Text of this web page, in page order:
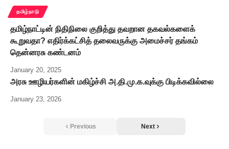
தமிழ்நாடு
தமிழ்நாட்டின் நிதிநிலை குறித்து தவறான தகவல்களைக்
கூறுவதா? எதிர்க்கட்சித் தலைவருக்கு அமைச்சர் தங்கம்
தென்னரசு கண்டனம்
January 20, 2025
அரசு ஊழியர்களின் மகிழ்ச்சி அ.தி.மு.க.வுக்கு பிடிக்கவில்லை
January 23, 2026
Previous Next